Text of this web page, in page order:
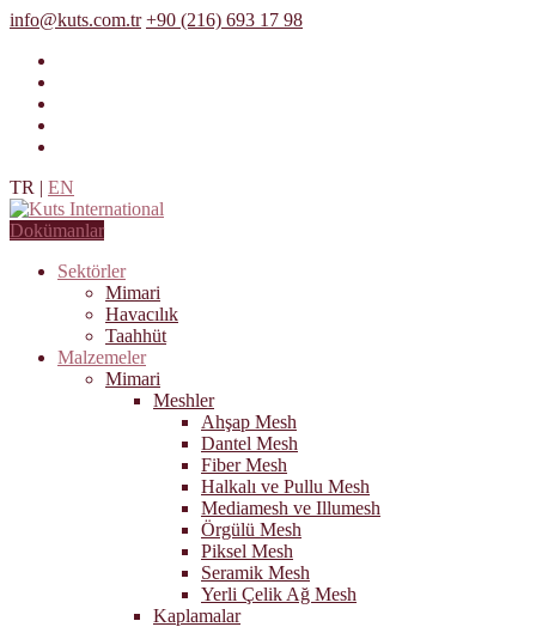
info@kuts.com.tr +90 (216) 693 17 98
TR | EN
Dokümanlar
Sektörler
Mimari
Havacılık
Taahhüt
Malzemeler
Mimari
Meshler
Ahşap Mesh
Dantel Mesh
Fiber Mesh
Halkalı ve Pullu Mesh
Mediamesh ve Illumesh
Örgülü Mesh
Piksel Mesh
Seramik Mesh
Yerli Çelik Ağ Mesh
Kaplamalar